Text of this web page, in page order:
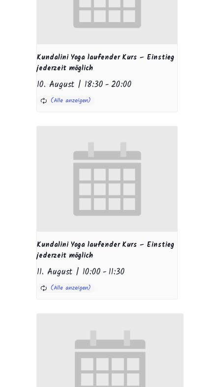
Kundalini Yoga laufender Kurs – Einstieg
jederzeit möglich
10. August | 18:30 -20:00
Kundalini Yoga laufender Kurs – Einstieg
jederzeit möglich
11. August | 10:00 -11:30